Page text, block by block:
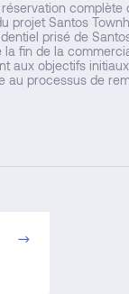
complète
projet Santos
prisé de
la fin de la
aux objectifs
au processus de